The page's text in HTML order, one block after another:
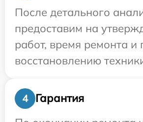
После детального
предоставим на
работ, время ремонта и
восстановлению
4
Гарантия